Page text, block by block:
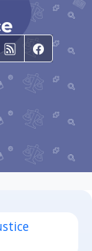
RSS